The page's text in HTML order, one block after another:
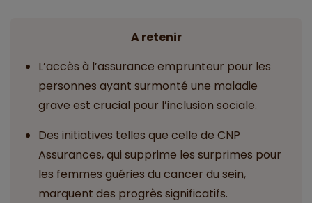
A retenir
L’accès à l’assurance emprunteur pour les
personnes ayant surmonté une maladie
grave est crucial pour l’inclusion sociale.
Des initiatives telles que celle de CNP
Assurances, qui supprime les surprimes pour
les femmes guéries du cancer du sein,
marquent des progrès significatifs.